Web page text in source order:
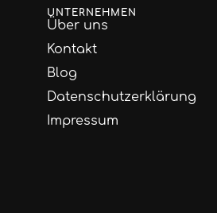
UNTERNEHMEN
Über uns
Kontakt
Blog
Datenschutzerklärung
Impressum